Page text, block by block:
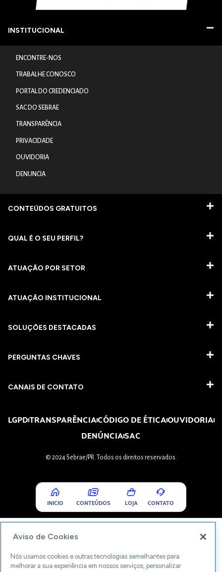
INSTITUCIONAL
ENCONTRE-NOS
TRABALHE CONOSCO
PORTAL DO CREDENCIADO
SAC DO SEBRAE
TRANSPARÊNCIA
PRIVACIDADE
OUVIDORIA
DENUNCIA
CONTEÚDOS GRATUITOS
QUAL É O SEU PERFIL?
ATUAÇÃO POR SETOR
ATUAÇÃO INSTITUCIONAL
SOLUÇÕES DESTACADAS
PERGUNTAS CHAVES​
CANAIS DE CONTATO
LGPDTRANSPARÊNCIACÓDIGO DE ÉTICAOUVIDORIA
DENÚNCIASAC
© 2024 Sebrae/PR. Todos os direitos reservados.
INICIO CONTEÚDOS LOJA CONTATO
Aviso de Cookies
Nós usamos cookies e outras tecnologias semelhantes para
melhorar a sua experiência em nossos serviços, personalizar